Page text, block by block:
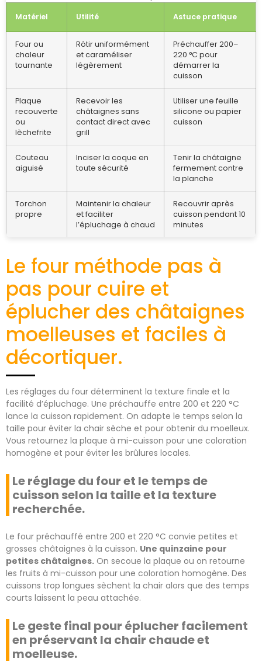
Matériel
Utilité Astuce pratique
Four ou
chaleur
tournante
Rôtir uniformément
et caraméliser
légèrement
Préchauffer 200–
220 °C pour
démarrer la
cuisson
Plaque
recouverte
ou
lèchefrite
Recevoir les
châtaignes sans
contact direct avec
grill
Utiliser une feuille
silicone ou papier
cuisson
Couteau
aiguisé
Inciser la coque en
toute sécurité
Tenir la châtaigne
fermement contre
la planche
Torchon
propre
Maintenir la chaleur
et faciliter
l’épluchage à chaud
Recouvrir après
cuisson pendant 10
minutes
Le four méthode pas à
pas pour cuire et
éplucher des châtaignes
moelleuses et faciles à
décortiquer.
Les réglages du four déterminent la texture finale et la
facilité d’épluchage. Une préchauffe entre 200 et 220 °C
lance la cuisson rapidement. On adapte le temps selon la
taille pour éviter la chair sèche et pour obtenir du moelleux.
Vous retournez la plaque à mi-cuisson pour une coloration
homogène et pour éviter les brûlures locales.
Le réglage du four et le temps de
cuisson selon la taille et la texture
recherchée.
Le four préchauffé entre 200 et 220 °C convie petites et
grosses châtaignes à la cuisson. Une quinzaine pour
petites châtaignes. On secoue la plaque ou on retourne
les fruits à mi-cuisson pour une coloration homogène. Des
cuissons trop longues sèchent la chair alors que des temps
courts laissent la peau attachée.
Le geste final pour éplucher facilement
en préservant la chair chaude et
moelleuse.